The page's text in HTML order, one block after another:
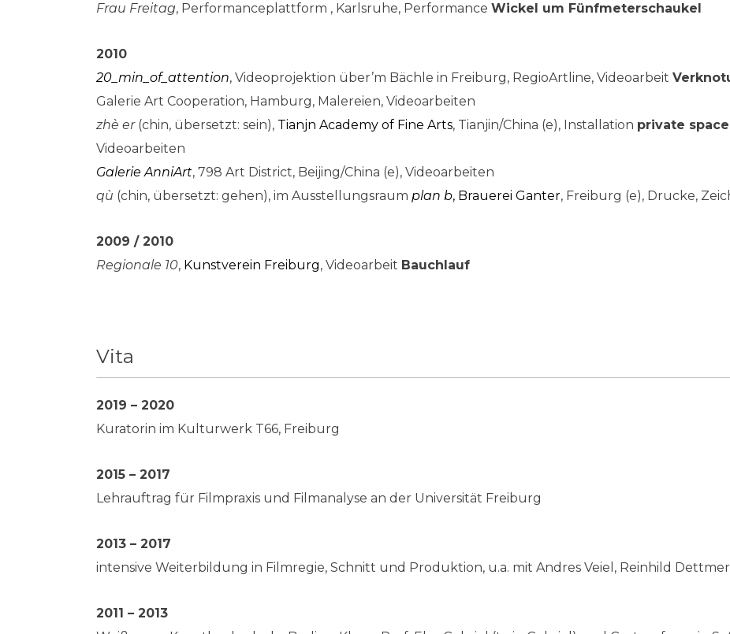
Frau Freitag, Performanceplattform , Karlsruhe, PerformanceWickel um Fünfmeterschaukel
2010
20_min_of_attention, Videoprojektion über’m Bächle in Freiburg, RegioArtline, Videoarbeit
Galerie Art Cooperation, Hamburg, Malereien, Videoarbeiten
zhè er(chin, übersetzt: sein), Tianjn Academy of Fine Arts, Tianjin/China (e), Installation private
Videoarbeiten
Galerie AnniArt, 798 Art District, Beijing/China (e), Videoarbeiten
qù (chin, übersetzt: gehen), im Ausstellungsraumplan b, Brauerei Ganter, Freiburg (e), Drucke,
2009 / 2010
Regionale 10, Kunstverein Freiburg, Videoarbeit Bauchlauf
Vita
2019 – 2020
Kuratorin im Kulturwerk T66, Freiburg
2015 – 2017
Lehrauftrag für Filmpraxis und Filmanalyse an der Universität Freiburg
2013 – 2017
intensive Weiterbildung in Filmregie, Schnitt und Produktion, u.a. mit Andres Veiel, Reinhild
2011 – 2013